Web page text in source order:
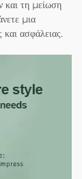
τη μείωση
μια
ασφάλειας.